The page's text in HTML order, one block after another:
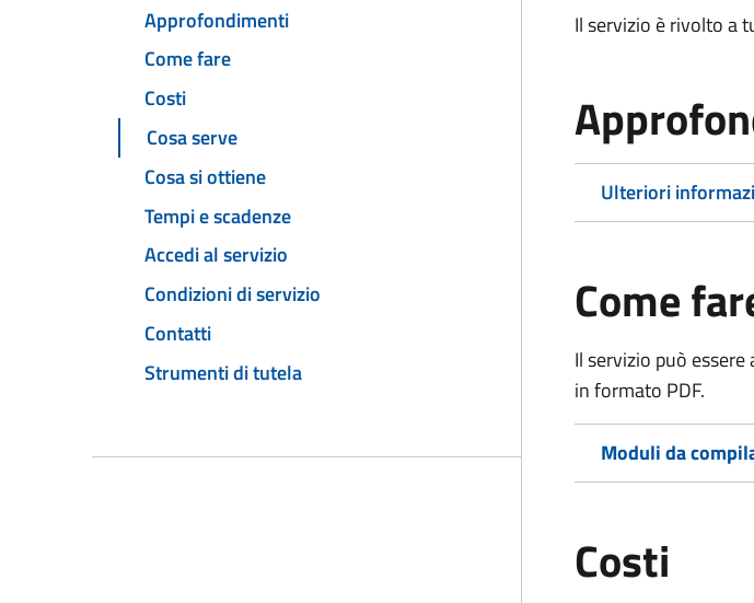
Approfondimenti
Come fare
Costi
Cosa serve
Cosa si ottiene
Tempi e scadenze
Accedi al servizio
Condizioni di servizio
Contatti
Strumenti di tutela
Il servizio è rivolto a
Ulteriori
Come
Il servizio può
in formato PDF.
Moduli da
Costi